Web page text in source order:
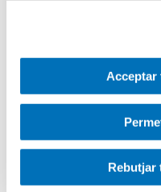
Acceptar
Rebutjar
Categories
Aula Hospitalària